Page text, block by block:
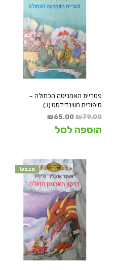
פטריית האמניטה הכחולה –
סיפורים מווינדידסט (3)
₪79.00
המחיר
המקורי
היה:
₪65.00
המחיר
הוספה לסל
מבצע!